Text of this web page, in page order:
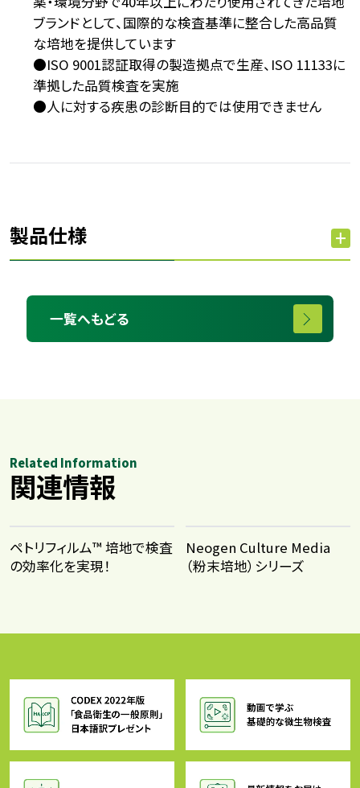
ブランドとして、国際的な検査基準に整合した高品質
な培地を提供しています
●ISO 9001認証取得の製造拠点で生産、ISO 11133に
準拠した品質検査を実施
●人に対する疾患の診断目的では使用できません
製品仕様
一覧へもどる
Related Information
関連情報
ペトリフィルム™ 培地で検査
の効率化を実現！
Neogen Culture Media
（粉末培地）シリーズ